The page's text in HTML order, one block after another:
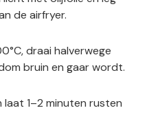
de airfryer.
draai halverwege
bruin en gaar wordt.
laat 1–2 minuten rusten